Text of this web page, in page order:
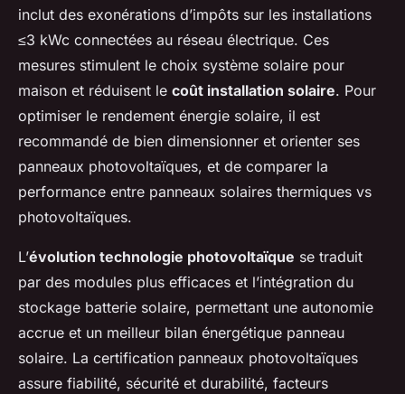
inclut des exonérations d’impôts sur les installations
≤3 kWc connectées au réseau électrique. Ces
mesures stimulent le choix système solaire pour
maison et réduisent le coût installation solaire. Pour
optimiser le rendement énergie solaire, il est
recommandé de bien dimensionner et orienter ses
panneaux photovoltaïques, et de comparer la
performance entre panneaux solaires thermiques vs
photovoltaïques.
L’évolution technologie photovoltaïque se traduit
par des modules plus efficaces et l’intégration du
stockage batterie solaire, permettant une autonomie
accrue et un meilleur bilan énergétique panneau
solaire. La certification panneaux photovoltaïques
assure fiabilité, sécurité et durabilité, facteurs